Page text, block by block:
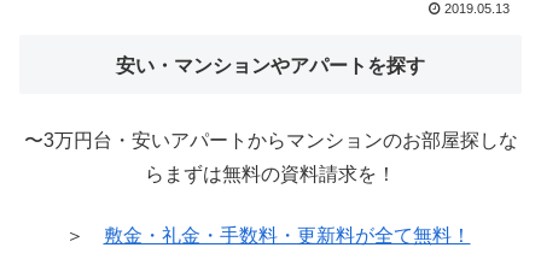
2019.05.13
安い・マンションやアパートを探す
〜3万円台・安いアパートからマンションのお部屋探しな
らまずは無料の資料請求を！
＞ 敷金・礼金・手数料・更新料が全て無料！